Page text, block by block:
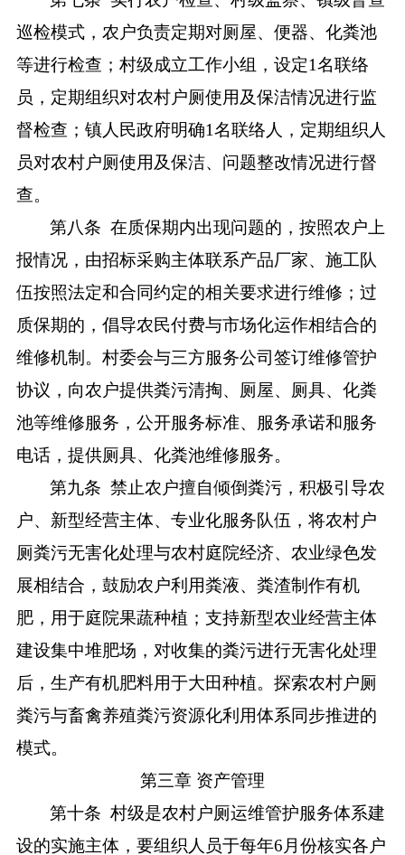
巡检模式，农户负责定期对厕屋、便器、化粪池
等进行检查；村级成立工作小组 ， 设定1名联络
员， 定期组织对农村户厕使用及保洁情况进行监
督检查 ；镇人民政府明确1名联络人，定期组织人
员对农村户厕使用及保洁、问题整改情况进行督
查。
第八条 在质保期内出现问题的，按照农户上
报情况，由招标采购主体联系产品厂家、施工队
伍按照法定和合同约定的相关要求进行维修；过
质保期的， 倡导农民付费与市场化运作相结合的
维修机制。 村委会与三方服务公司签订维修管护
协议 ，向农户提供粪污清掏、 厕屋、厕具、化粪
池等维修服务 ， 公开服务标准、服务承诺和服务
电话，提供厕具、化粪池维修服务。
第九条 禁止农户擅自倾倒粪污，积极引导农
户、新型经营主体、专业化服务队伍，将农村户
厕粪污无害化处理与农村庭院经济、农业绿色发
展相结合，鼓励农户利用粪液、粪渣制作有机
肥，用于庭院果蔬种植；支持新型农业经营主体
建设集中堆肥场，对收集的粪污进行无害化处理
后，生产有机肥料用于大田种植。探索农村户厕
粪污与畜禽养殖粪污资源化利用体系同步推进的
模式。
第三章 资产管理
第十条 村级是农村户厕运维管护服务体系建
设的实施主体，要组织人员于每年6月份核实各户